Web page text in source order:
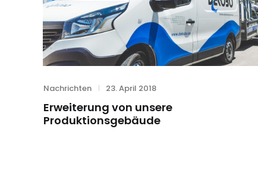
Category
Nachrichten
Posted
23. April 2018
Erweiterung von unsere
Produktionsgebäude